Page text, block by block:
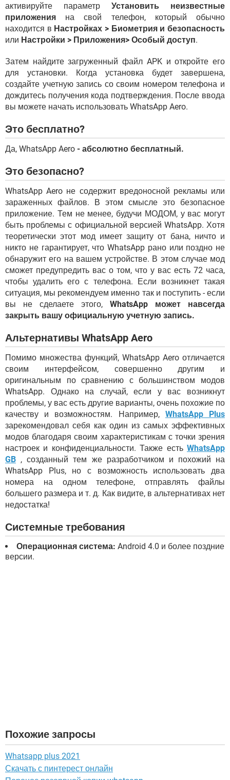
активируйте параметр Установить неизвестные
приложения на свой телефон, который обычно
находится в Настройках > Биометрия и безопасность
или Настройки > Приложения> Особый доступ.
Затем найдите загруженный файл APK и откройте его
для установки. Когда установка будет завершена,
создайте учетную запись со своим номером телефона и
дождитесь получения кода подтверждения. После ввода
вы можете начать использовать WhatsApp Aero.
Это бесплатно?
Да, WhatsApp Aero - абсолютно бесплатный.
Это безопасно?
WhatsApp Aero не содержит вредоносной рекламы или
зараженных файлов. В этом смысле это безопасное
приложение. Тем не менее, будучи МОДОМ, у вас могут
быть проблемы с официальной версией WhatsApp. Хотя
теоретически этот мод имеет защиту от бана, ничто и
никто не гарантирует, что WhatsApp рано или поздно не
обнаружит его на вашем устройстве. В этом случае мод
сможет предупредить вас о том, что у вас есть 72 часа,
чтобы удалить его с телефона. Если возникнет такая
ситуация, мы рекомендуем именно так и поступить - если
вы не сделаете этого, WhatsApp может навсегда
закрыть вашу официальную учетную запись.
Альтернативы WhatsApp Aero
Помимо множества функций, WhatsApp Aero отличается
своим интерфейсом, совершенно другим и
оригинальным по сравнению с большинством модов
WhatsApp. Однако на случай, если у вас возникнут
проблемы, у вас есть другие варианты, очень похожие по
качеству и возможностям. Например, WhatsApp Plus
зарекомендовал себя как один из самых эффективных
модов благодаря своим характеристикам с точки зрения
настроек и конфиденциальности. Также есть WhatsApp
GB , созданный тем же разработчиком и похожий на
WhatsApp Plus, но с возможность использовать два
номера на одном телефоне, отправлять файлы
большего размера и т. д. Как видите, в альтернативах нет
недостатка!
Системные требования
Операционная система: Android 4.0 и более поздние
версии.
Похожие запросы
Whatsapp plus 2021
Скачать с пинтерест онлайн